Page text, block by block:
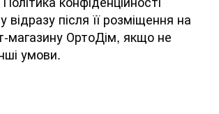
відразу після її розміщення на
магазину ОртоДім, якщо не
умови.